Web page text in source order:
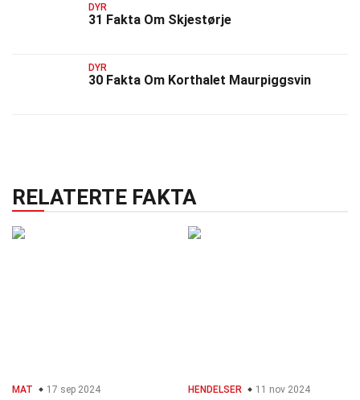
DYR
31 Fakta Om Skjestørje
DYR
30 Fakta Om Korthalet Maurpiggsvin
RELATERTE FAKTA
MAT 17 sep 2024 HENDELSER 11 nov 2024